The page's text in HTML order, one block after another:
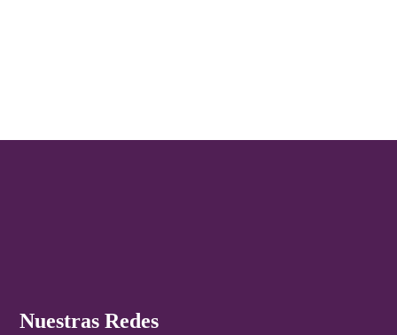
Nuestras Redes